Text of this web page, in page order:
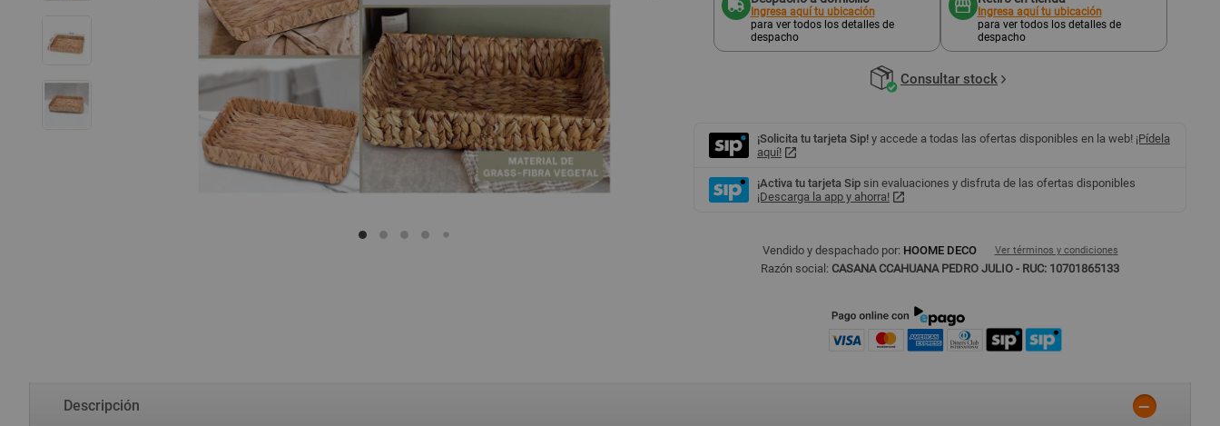
Ingresa aquí tu ubicación
para ver todos los detalles de
despacho
Ingresa aquí tu ubicación
para ver todos los detalles de
despacho
Consultar stock
¡Solicita tu tarjeta Sip! y accede a todas las ofertas disponibles en la web! ¡Pídela
aquí!
¡Activa tu tarjeta Sip sin evaluaciones y disfruta de las ofertas disponibles
¡Descarga la app y ahorra!
Vendido y despachado por: HOOME DECO Ver términos y condiciones
Razón social: CASANA CCAHUANA PEDRO JULIO - RUC: 10701865133
Descripción